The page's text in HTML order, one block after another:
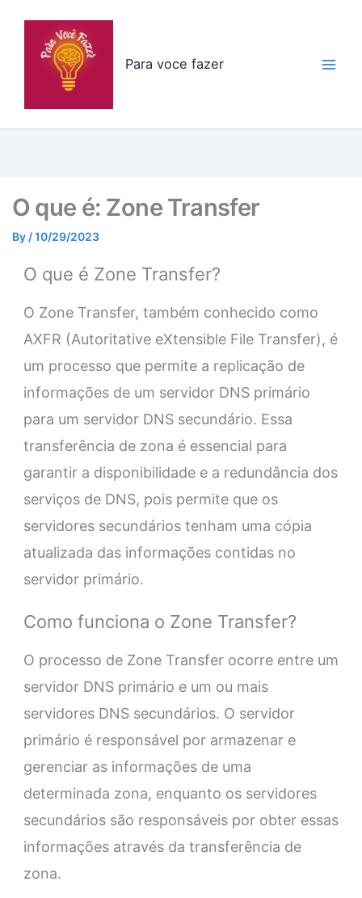
Para voce fazer
O que é: Zone Transfer
By /10/29/2023
O que é Zone Transfer?
O Zone Transfer, também conhecido como
AXFR (Autoritative eXtensible File Transfer), é
um processo que permite a replicação de
informações de um servidor DNS primário
para um servidor DNS secundário. Essa
transferência de zona é essencial para
garantir a disponibilidade e a redundância dos
serviços de DNS, pois permite que os
servidores secundários tenham uma cópia
atualizada das informações contidas no
servidor primário.
Como funciona o Zone Transfer?
O processo de Zone Transfer ocorre entre um
servidor DNS primário e um ou mais
servidores DNS secundários. O servidor
primário é responsável por armazenar e
gerenciar as informações de uma
determinada zona, enquanto os servidores
secundários são responsáveis por obter essas
informações através da transferência de
zona.